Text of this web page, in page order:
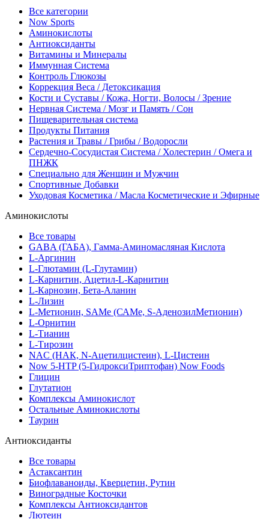
Все категории
Now Sports
Аминокислоты
Антиоксиданты
Витамины и Минералы
Иммунная Система
Контроль Глюкозы
Коррекция Веса / Детоксикация
Кости и Суставы / Кожа, Ногти, Волосы / Зрение
Нервная Система / Мозг и Память / Сон
Пищеварительная система
Продукты Питания
Растения и Травы / Грибы / Водоросли
Сердечно-Сосудистая Система / Холестерин / Омега и
ПНЖК
Специально для Женщин и Мужчин
Спортивные Добавки
Уходовая Косметика / Масла Косметические и Эфирные
Аминокислоты
Все товары
GABA (ГАБА), Гамма-Аминомасляная Кислота
L-Аргинин
L-Глютамин (L-Глутамин)
L-Карнитин, Ацетил-L-Карнитин
L-Карнозин, Бета-Аланин
L-Лизин
L-Метионин, SAMe (САМе, S-АденозилМетионин)
L-Орнитин
L-Тианин
L-Тирозин
NAC (НАК, N-Ацетилцистеин), L-Цистеин
Now 5-HTP (5-ГидроксиТриптофан) Now Foods
Глицин
Глутатион
Комплексы Аминокислот
Остальные Аминокислоты
Таурин
Антиоксиданты
Все товары
Астаксантин
Биофлаваноиды, Кверцетин, Рутин
Виноградные Косточки
Комплексы Антиоксидантов
Лютеин